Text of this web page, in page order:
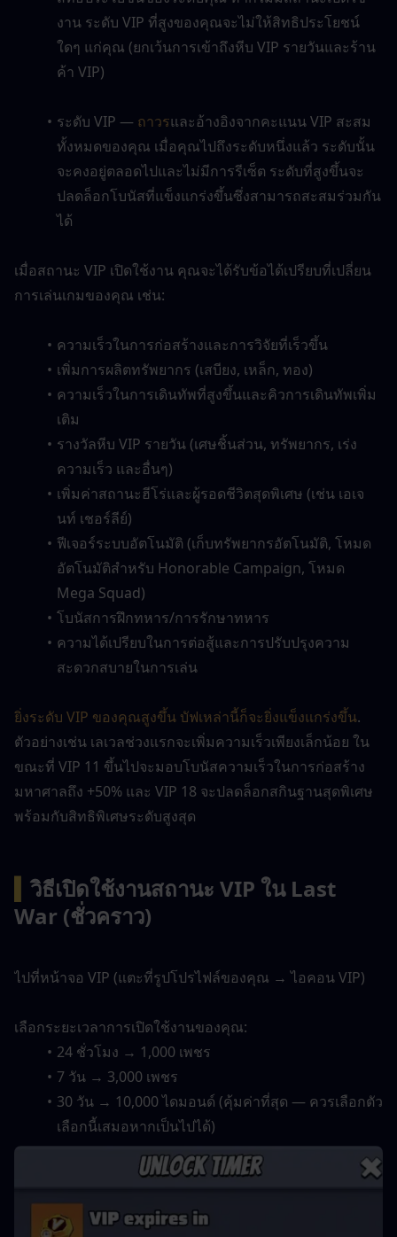
งาน ระดับ VIP ที่สูงของคุณจะไม่ให้สิทธิประโยชน์
ใดๆ แก่คุณ (ยกเว้นการเข้าถึงหีบ VIP รายวันและร้าน
ค้า VIP)
ระดับ VIP — ถาวรและอ้างอิงจากคะแนน VIP สะสม
ทั้งหมดของคุณ เมื่อคุณไปถึงระดับหนึ่งแล้ว ระดับนั้น
จะคงอยู่ตลอดไปและไม่มีการรีเซ็ต ระดับที่สูงขึ้นจะ
ปลดล็อกโบนัสที่แข็งแกร่งขึ้นซึ่งสามารถสะสมร่วมกัน
ได้
เมื่อสถานะ VIP เปิดใช้งาน คุณจะได้รับข้อได้เปรียบที่เปลี่ยน
การเล่นเกมของคุณ เช่น:
ความเร็วในการก่อสร้างและการวิจัยที่เร็วขึ้น
เพิ่มการผลิตทรัพยากร (เสบียง, เหล็ก, ทอง)
ความเร็วในการเดินทัพที่สูงขึ้นและคิวการเดินทัพเพิ่ม
เติม
รางวัลหีบ VIP รายวัน (เศษชิ้นส่วน, ทรัพยากร, เร่ง
ความเร็ว และอื่นๆ)
เพิ่มค่าสถานะฮีโร่และผู้รอดชีวิตสุดพิเศษ (เช่น เอเจ
นท์ เชอร์ลีย์)
ฟีเจอร์ระบบอัตโนมัติ (เก็บทรัพยากรอัตโนมัติ, โหมด
อัตโนมัติสำหรับ Honorable Campaign, โหมด
Mega Squad)
โบนัสการฝึกทหาร/การรักษาทหาร
ความได้เปรียบในการต่อสู้และการปรับปรุงความ
สะดวกสบายในการเล่น
ยิ่งระดับ VIP ของคุณสูงขึ้น บัฟเหล่านี้ก็จะยิ่งแข็งแกร่งขึ้น.
ตัวอย่างเช่น เลเวลช่วงแรกจะเพิ่มความเร็วเพียงเล็กน้อย ใน
ขณะที่ VIP 11 ขึ้นไปจะมอบโบนัสความเร็วในการก่อสร้าง
มหาศาลถึง +50% และ VIP 18 จะปลดล็อกสกินฐานสุดพิเศษ
พร้อมกับสิทธิพิเศษระดับสูงสุด
วิธีเปิดใช้งานสถานะ VIP ใน Last
War (ชั่วคราว)
ไปที่หน้าจอ VIP (แตะที่รูปโปรไฟล์ของคุณ → ไอคอน VIP)
เลือกระยะเวลาการเปิดใช้งานของคุณ:
24 ชั่วโมง → 1,000 เพชร
7 วัน → 3,000 เพชร
30 วัน → 10,000 ไดมอนด์ (คุ้มค่าที่สุด — ควรเลือกตัว
เลือกนี้เสมอหากเป็นไปได้)